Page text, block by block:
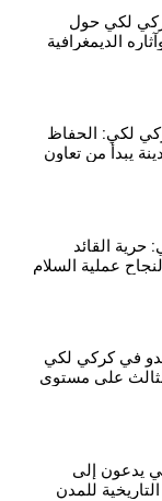
لكي حول
الديمغرافية
لكي: الحفاظ
يبدأ من تعاون
القائد
عملية السلام
في كركي لكي
على مستوى
إلى
للمدن